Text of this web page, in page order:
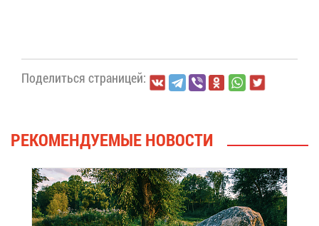
По­де­лить­ся стра­ни­цей:
РЕ­КО­МЕН­ДУ­Е­МЫЕ НО­ВО­СТИ